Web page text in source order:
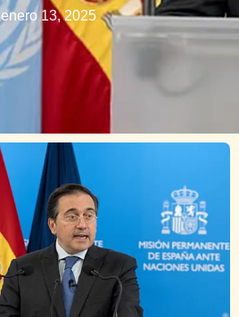
enero 13, 2025